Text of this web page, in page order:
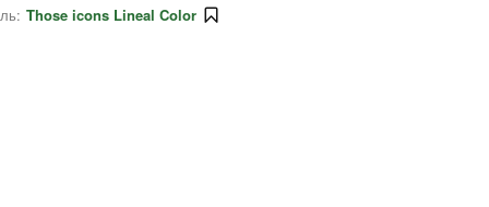
Those icons Lineal Color